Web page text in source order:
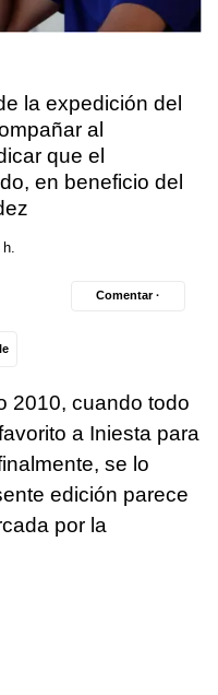
la expedición del
al
que el
en beneficio del
Comentar ·
2010, cuando todo
a Iniesta para
se lo
edición parece
por la